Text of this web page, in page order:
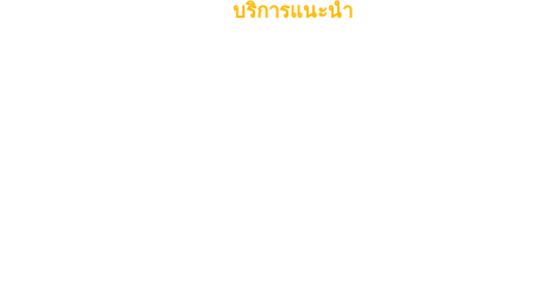
บริการแนะนำ